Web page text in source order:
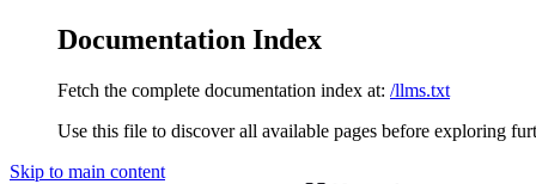
Documentation Index
Fetch the complete documentation index at: /llms.txt
Use this file to discover all available pages before exploring
Skip to main content